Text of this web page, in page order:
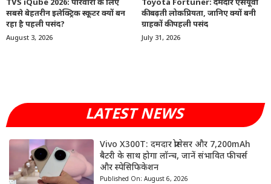
TVS iQube 2026: परिवारों के लिए
सबसे बेहतरीन इलेक्ट्रिक स्कूटर क्यों बन
रहा है पहली पसंद?
August 3, 2026
Toyota Fortuner: दमदार एसयूवी
की बढ़ती लोकप्रियता, जानिए क्यों बनी
ग्राहकों की पहली पसंद
July 31, 2026
LATEST NEWS
Vivo X300T: दमदार प्रोसेसर और 7,200mAh
बैटरी के साथ होगा लॉन्च, जानें संभावित फीचर्स
और स्पेसिफिकेशन
Published On: August 6, 2026